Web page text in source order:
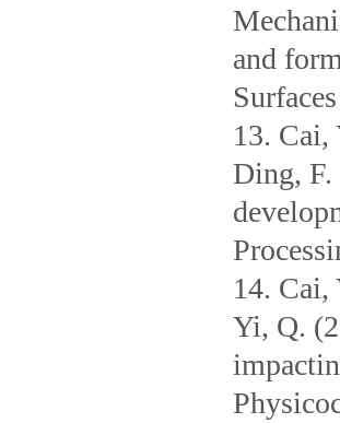
and
13.
Ding, F.
14. Cai,
Yi, Q.